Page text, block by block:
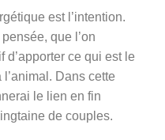
est l’intention.
pensée, que l’on
d’apporter ce qui est le
Dans cette
le lien en fin
de couples.